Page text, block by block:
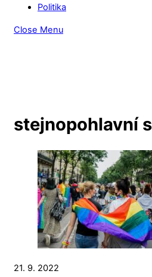
Politika
Close Menu
stejnopohlavní
21. 9. 2022